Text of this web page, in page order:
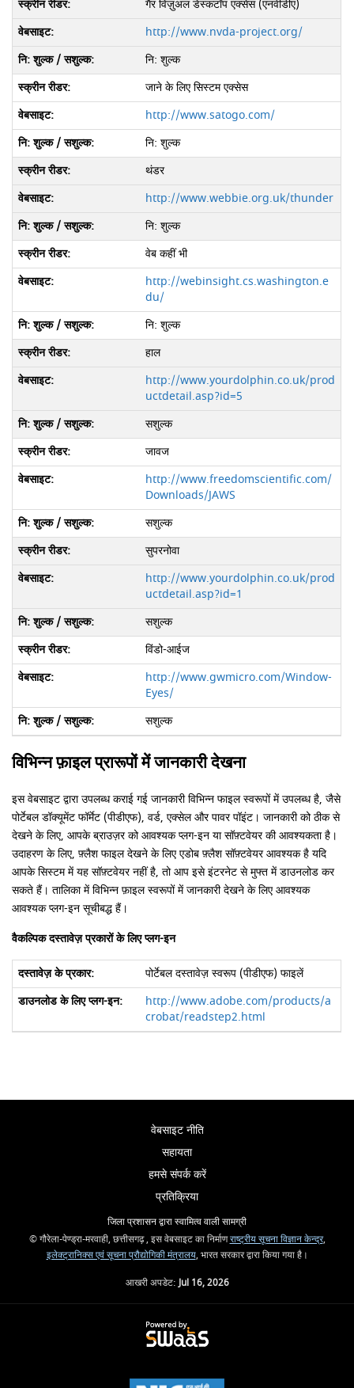
गैर विज़ुअल डेस्कटॉप एक्सेस (एनवीडीए)
http://www.nvda-project.org/
नि: शुल्क
जाने के लिए सिस्टम एक्सेस
http://www.satogo.com/
नि: शुल्क
थंडर
http://www.webbie.org.uk/thunder
नि: शुल्क
वेब कहीं भी
http://webinsight.cs.washington.e
du/
नि: शुल्क
हाल
http://www.yourdolphin.co.uk/prod
uctdetail.asp?id=5
सशुल्क
जावज
http://www.freedomscientific.com/
Downloads/JAWS
सशुल्क
सुपरनोवा
http://www.yourdolphin.co.uk/prod
uctdetail.asp?id=1
सशुल्क
विंडो-आईज
http://www.gwmicro.com/Window-
Eyes/
सशुल्क
विभिन्न फ़ाइल प्रारूपों में जानकारी देखना
इस वेबसाइट द्वारा उपलब्ध कराई गई जानकारी विभिन्न फाइल स्वरूपों में उपलब्ध है, जैसे
पोर्टेबल डॉक्यूमेंट फॉर्मेट (पीडीएफ), वर्ड, एक्सेल और पावर पॉइंट। जानकारी को ठीक से
देखने के लिए, आपके ब्राउज़र को आवश्यक प्लग-इन या सॉफ़्टवेयर की आवश्यकता है।
उदाहरण के लिए, फ़्लैश फाइल देखने के लिए एडोब फ़्लैश सॉफ़्टवेयर आवश्यक है यदि
आपके सिस्टम में यह सॉफ़्टवेयर नहीं है, तो आप इसे इंटरनेट से मुफ्त में डाउनलोड कर
सकते हैं। तालिका में विभिन्न फ़ाइल स्वरूपों में जानकारी देखने के लिए आवश्यक
आवश्यक प्लग-इन सूचीबद्ध हैं।
वैकल्पिक दस्तावेज़ प्रकारों के लिए प्लग-इन
पोर्टेबल दस्तावेज़ स्वरूप (पीडीएफ) फाइलें
http://www.adobe.com/products/a
crobat/readstep2.html
वेबसाइट नीति
सहायता
हमसे संपर्क करें
प्रतिक्रिया
जिला प्रशासन द्वारा स्वामित्व वाली सामग्री
© गौरेला-पेण्ड्रा-मरवाही, छत्तीसगढ़ , इस वेबसाइट का निर्माणराष्ट्रीय सूचना विज्ञान केन्द्र,
इलेक्ट्रानिक्स एवं सूचना प्रौद्योगिकी मंत्रालय, भारत सरकार द्वारा किया गया है।
आखरी अपडेट:Jul 16, 2026